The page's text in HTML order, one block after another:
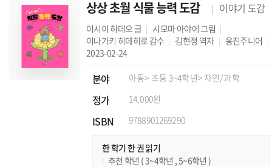
상상 초월 식물 능력 도감 이야기 도감
이시이 히데오 글 시모마 아야에그림
이나가키 히데히로 감수 김현정 역자
웅진주니어
2023-02-24
분야 아동> 초등 3~4학년> 자연/과학
정가 14,000원
ISBN 9788901269290
한 학기 한 권 읽기
추천 학년 ( 3~4학년 , 5~6학년 )